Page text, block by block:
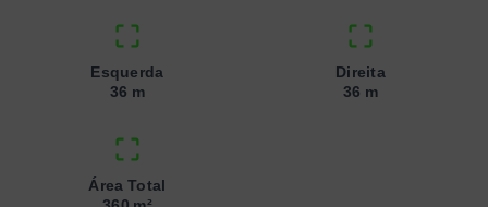
Esquerda
36 m
Direita
36 m
Área Total